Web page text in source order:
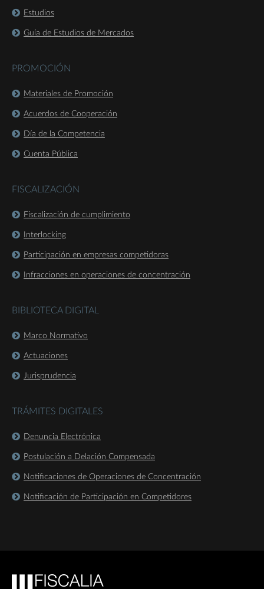
Estudios
Guía de Estudios de Mercados
PROMOCIÓN
Materiales de Promoción
Acuerdos de Cooperación
Día de la Competencia
Cuenta Pública
FISCALIZACIÓN
Fiscalización de cumplimiento
Interlocking
Participación en empresas competidoras
Infracciones en operaciones de concentración
BIBLIOTECA DIGITAL
Marco Normativo
Actuaciones
Jurisprudencia
TRÁMITES DIGITALES
Denuncia Electrónica
Postulación a Delación Compensada
Notificaciones de Operaciones de Concentración
Notificación de Participación en Competidores